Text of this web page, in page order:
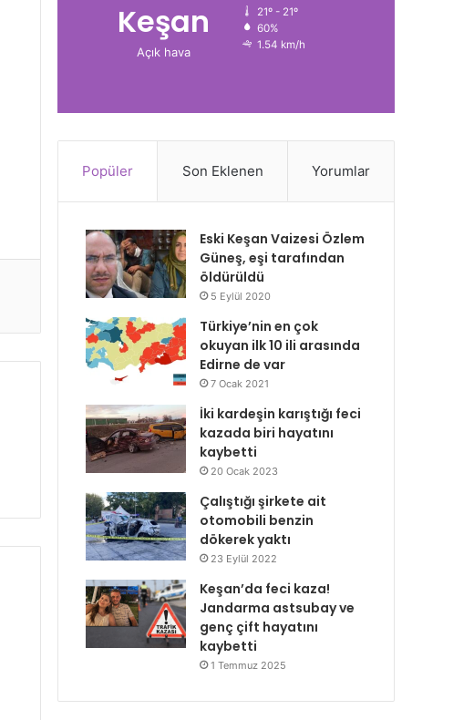
Keşan
Açık hava
21º - 21º
60%
1.54 km/h
Popüler Son Eklenen Yorumlar
Eski Keşan Vaizesi Özlem
Güneş, eşi tarafından
öldürüldü
5 Eylül 2020
Türkiye’nin en çok
okuyan ilk 10 ili arasında
Edirne de var
7 Ocak 2021
İki kardeşin karıştığı feci
kazada biri hayatını
kaybetti
20 Ocak 2023
Çalıştığı şirkete ait
otomobili benzin
dökerek yaktı
23 Eylül 2022
Keşan’da feci kaza!
Jandarma astsubay ve
genç çift hayatını
kaybetti
1 Temmuz 2025